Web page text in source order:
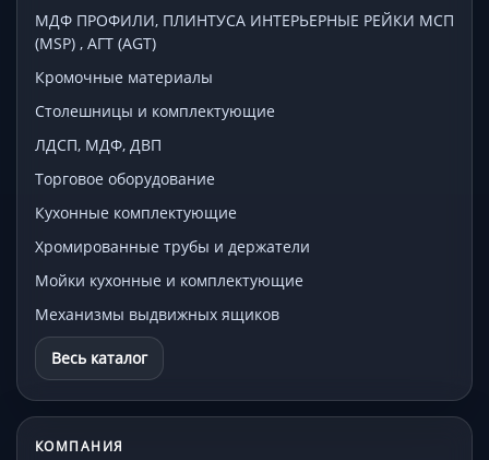
МДФ ПРОФИЛИ, ПЛИНТУСА ИНТЕРЬЕРНЫЕ РЕЙКИ МСП
(MSP) , АГТ (AGT)
Кромочные материалы
Столешницы и комплектующие
ЛДСП, МДФ, ДВП
Торговое оборудование
Кухонные комплектующие
Хромированные трубы и держатели
Мойки кухонные и комплектующие
Механизмы выдвижных ящиков
Весь каталог
КОМПАНИЯ